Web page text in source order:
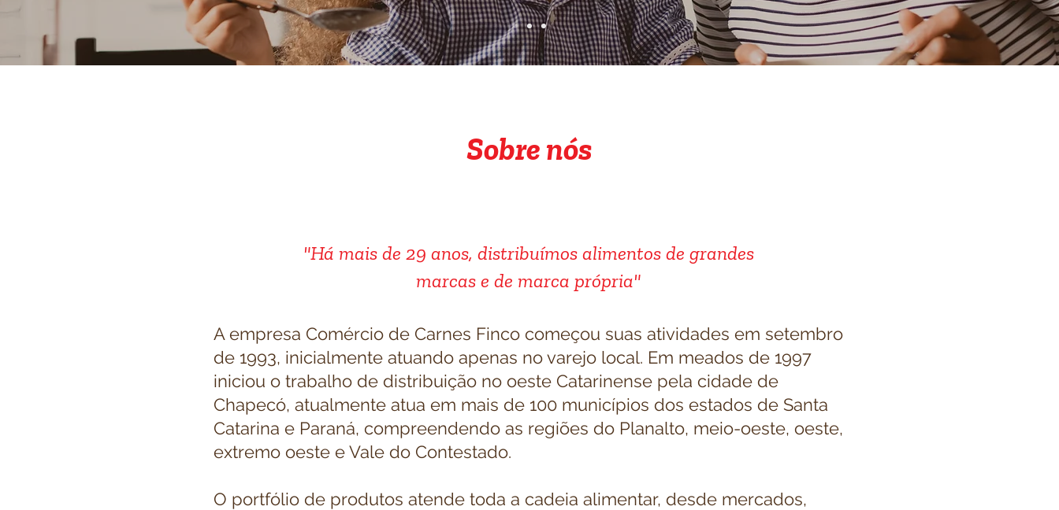
Sobre nós
"Há mais de 29 anos, distribuímos alimentos de grandes
marcas e de marca própria"
A empresa Comércio de Carnes Finco começou suas atividades em setembro
de 1993, inicialmente atuando apenas no varejo local. Em meados de 1997
iniciou o trabalho de distribuição no oeste Catarinense pela cidade de
Chapecó, atualmente atua em mais de 100 municípios dos estados de Santa
Catarina e Paraná, compreendendo as regiões do Planalto, meio-oeste, oeste,
extremo oeste e Vale do Contestado.
O portfólio de produtos atende toda a cadeia alimentar, desde mercados,